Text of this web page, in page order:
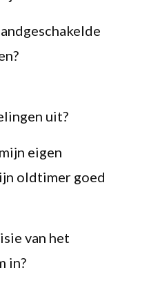
uit?
eigen
oldtimer goed
van het
in?